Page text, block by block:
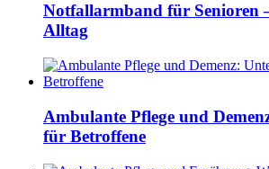
Notfallarmband für Senioren
Alltag
Ambulante Pflege und
für Betroffene